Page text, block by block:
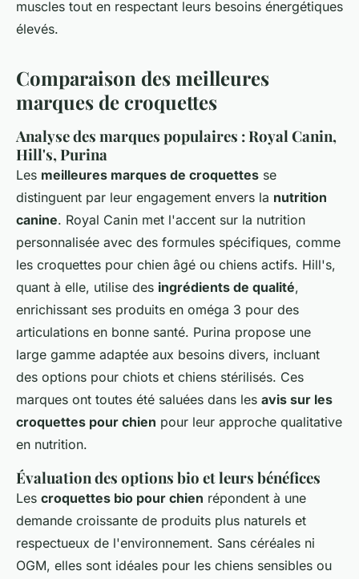
muscles tout en respectant leurs besoins énergétiques
élevés.
Comparaison des meilleures
marques de croquettes
Analyse des marques populaires : Royal Canin,
Hill's, Purina
Les meilleures marques de croquettes se
distinguent par leur engagement envers la nutrition
canine. Royal Canin met l'accent sur la nutrition
personnalisée avec des formules spécifiques, comme
les croquettes pour chien âgé ou chiens actifs. Hill's,
quant à elle, utilise des ingrédients de qualité,
enrichissant ses produits en oméga 3 pour des
articulations en bonne santé. Purina propose une
large gamme adaptée aux besoins divers, incluant
des options pour chiots et chiens stérilisés. Ces
marques ont toutes été saluées dans les avis sur les
croquettes pour chien pour leur approche qualitative
en nutrition.
Évaluation des options bio et leurs bénéfices
Les croquettes bio pour chien répondent à une
demande croissante de produits plus naturels et
respectueux de l'environnement. Sans céréales ni
OGM, elles sont idéales pour les chiens sensibles ou